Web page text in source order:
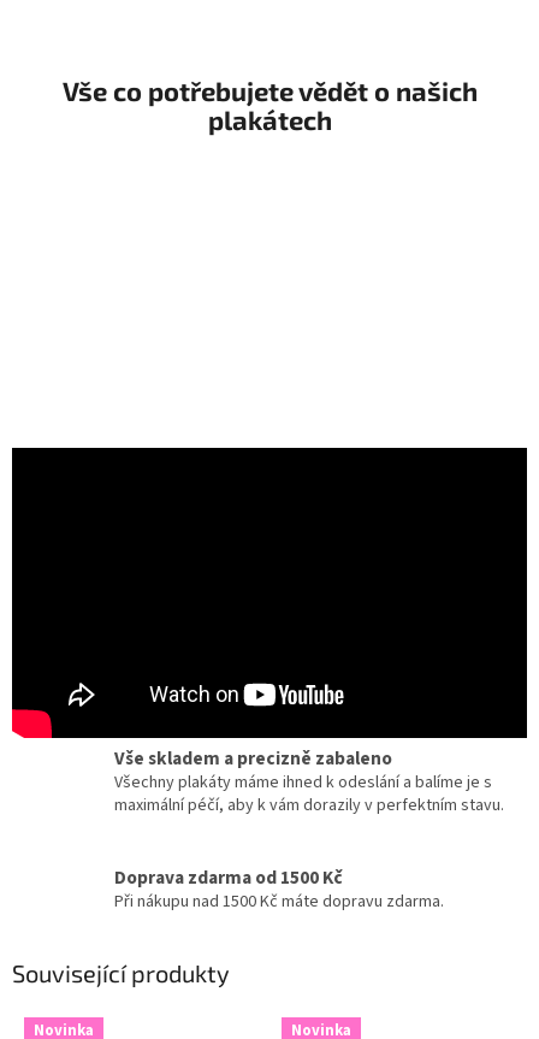
Vše co potřebujete vědět o našich
plakátech
kinematografie a designu.
Vše skladem a precizně zabaleno
Všechny plakáty máme ihned k odeslání a balíme je s
maximální péčí, aby k vám dorazily v perfektním stavu.
Doprava zdarma od 1500 Kč
Při nákupu nad 1500 Kč máte dopravu zdarma.
Související produkty
Novinka Novinka